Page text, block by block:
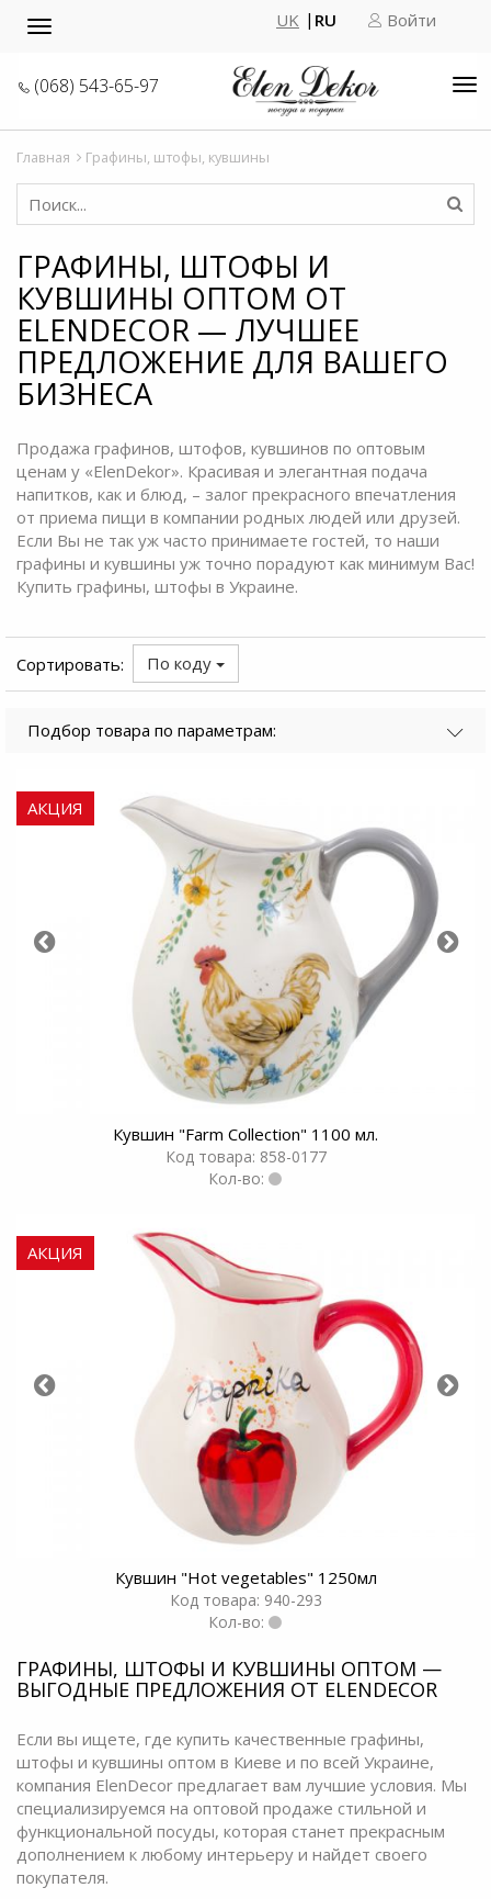
Toggle
UK RU Войти
(068) 543-65-97
Главная Графины, штофы, кувшины
ГРАФИНЫ, ШТОФЫ И
КУВШИНЫ ОПТОМ ОТ
ELENDECOR — ЛУЧШЕЕ
ПРЕДЛОЖЕНИЕ ДЛЯ ВАШЕГО
БИЗНЕСА
Продажа графинов, штофов, кувшинов по оптовым
ценам у «ElenDekor». Красивая и элегантная подача
напитков, как и блюд, – залог прекрасного впечатления
от приема пищи в компании родных людей или друзей.
Если Вы не так уж часто принимаете гостей, то наши
графины и кувшины уж точно порадуют как минимум Вас!
Купить графины, штофы в Украине.
Сортировать: По коду
Подбор товара по параметрам:
АКЦИЯ
Кувшин "Farm Collection" 1100 мл.
Код товара: 858-0177
Кол-во:
АКЦИЯ
Кувшин "Hot vegetables" 1250мл
Код товара: 940-293
Кол-во:
ГРАФИНЫ, ШТОФЫ И КУВШИНЫ ОПТОМ —
ВЫГОДНЫЕ ПРЕДЛОЖЕНИЯ ОТ ELENDECOR
Если вы ищете, где купить качественные графины,
штофы и кувшины оптом в Киеве и по всей Украине,
компания ElenDecor предлагает вам лучшие условия. Мы
специализируемся на оптовой продаже стильной и
функциональной посуды, которая станет прекрасным
дополнением к любому интерьеру и найдет своего
покупателя.